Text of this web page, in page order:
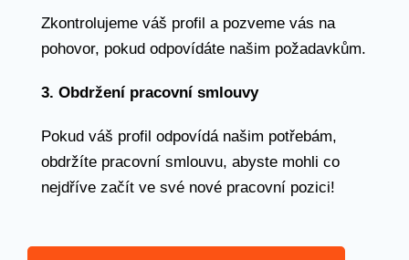
Zkontrolujeme váš profil a pozveme vás na
pohovor, pokud odpovídáte našim požadavkům.
3. Obdržení pracovní smlouvy
Pokud váš profil odpovídá našim potřebám,
obdržíte pracovní smlouvu, abyste mohli co
nejdříve začít ve své nové pracovní pozici!